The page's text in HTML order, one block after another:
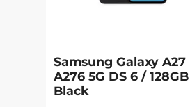
Samsung Galaxy A27
A276 5G DS 6 / 128GB
Black